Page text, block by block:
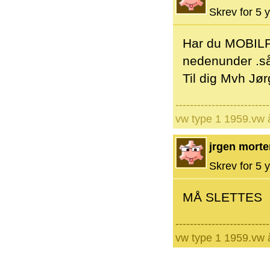
Skrev for 5
Har du
nedenunder
Til dig Mvh
vw type 1 1959.vw
jrgen
Skrev for 5
MÅ SLETTES
vw type 1 1959.vw